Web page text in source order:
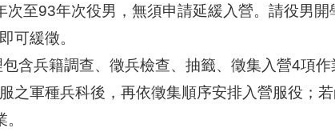
至93年次役男，無須申請延緩入營。請役男
可緩徵。
含兵籍調查、徵兵檢查、抽籤、徵集入營4項
之軍種兵科後，再依徵集順序安排入營服役；